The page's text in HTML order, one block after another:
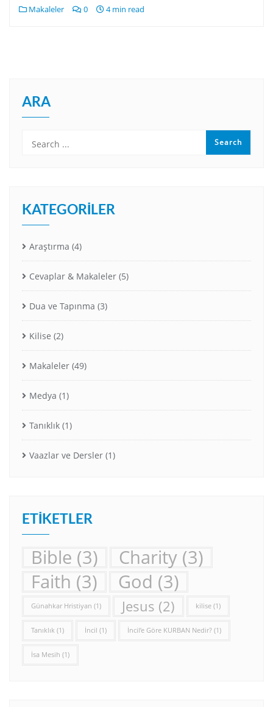
Makaleler 0 4 min read
ARA
KATEGORILER
Araştırma (4)
Cevaplar & Makaleler (5)
Dua ve Tapınma (3)
Kilise (2)
Makaleler (49)
Medya (1)
Tanıklık (1)
Vaazlar ve Dersler (1)
ETIKETLER
Bible (3) Charity (3)
Faith (3) God (3)
Günahkar Hristiyan (1) Jesus (2) kilise (1)
Tanıklık (1) İncil (1) İncil’e Göre KURBAN Nedir? (1)
İsa Mesih (1)